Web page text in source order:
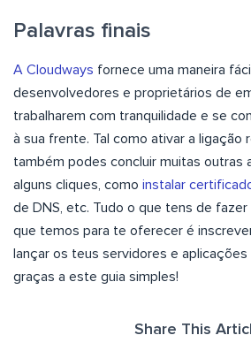
Palavras finais
A Cloudways fornece uma maneira
desenvolvedores e proprietários de
trabalharem com tranquilidade e se
à sua frente. Tal como ativar a ligação
também podes concluir muitas outras
alguns cliques, como instalar
de DNS, etc. Tudo o que tens de
que temos para te oferecer é
lançar os teus servidores e aplicações
graças a este guia simples!
Share This